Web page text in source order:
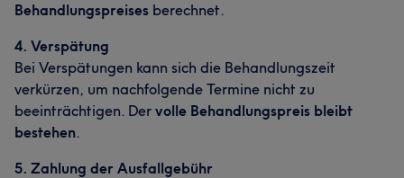
Behandlungspreises berechnet.
4. Verspätung
Bei Verspätungen kann sich die Behandlungszeit
verkürzen, um nachfolgende Termine nicht zu
beeinträchtigen. Der volle Behandlungspreis bleibt
bestehen.
5. Zahlung der Ausfallgebühr